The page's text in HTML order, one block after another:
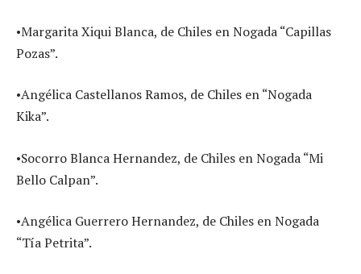
•Margarita Xiqui Blanca, de Chiles en Nogada “Capillas
Pozas”.
•Angélica Castellanos Ramos, de Chiles en “Nogada
Kika”.
•Socorro Blanca Hernandez, de Chiles en Nogada “Mi
Bello Calpan”.
•Angélica Guerrero Hernandez, de Chiles en Nogada
“Tía Petrita”.